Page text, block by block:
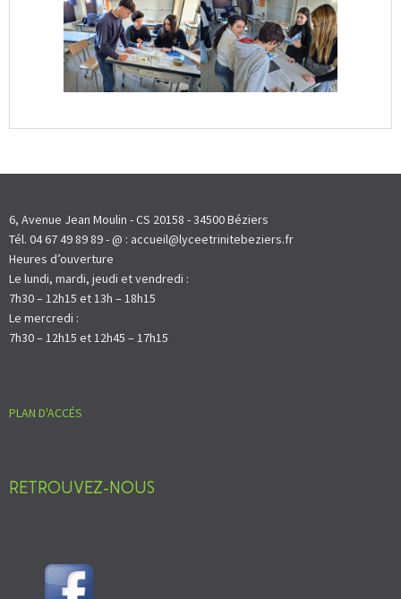
6, Avenue Jean Moulin - CS 20158 - 34500 Béziers
Tél. 04 67 49 89 89 - @ : accueil@lyceetrinitebeziers.fr
Heures d’ouverture
Le lundi, mardi, jeudi et vendredi :
7h30 – 12h15 et 13h – 18h15
Le mercredi :
7h30 – 12h15 et 12h45 – 17h15
PLAN D'ACCÉS
RETROUVEZ-NOUS